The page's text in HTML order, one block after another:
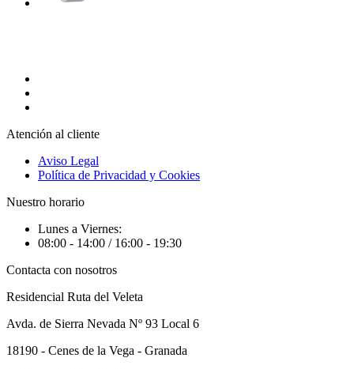
Atención al cliente
Aviso Legal
Política de Privacidad y Cookies
Nuestro horario
Lunes a Viernes:
08:00 - 14:00 / 16:00 - 19:30
Contacta con nosotros
Residencial Ruta del Veleta
Avda. de Sierra Nevada Nº 93 Local 6
18190 - Cenes de la Vega - Granada